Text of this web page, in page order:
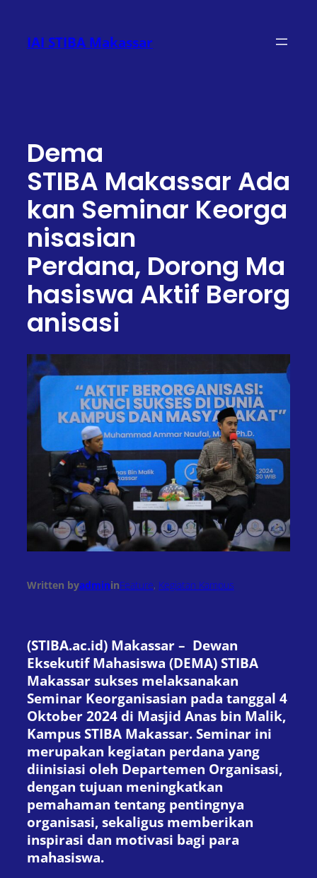
konten
IAI STIBA Makassar
Dema
STIBA Makassar Ada
kan Seminar Keorga
nisasian
Perdana, Dorong Ma
hasiswa Aktif Berorg
anisasi
Written byadmininFeature, Kegiatan Kampus
(STIBA.ac.id) Makassar – Dewan
Eksekutif Mahasiswa (DEMA) STIBA
Makassar sukses melaksanakan
Seminar Keorganisasian pada tanggal 4
Oktober 2024 di Masjid Anas bin Malik,
Kampus STIBA Makassar. Seminar ini
merupakan kegiatan perdana yang
diinisiasi oleh Departemen Organisasi,
dengan tujuan meningkatkan
pemahaman tentang pentingnya
organisasi, sekaligus memberikan
inspirasi dan motivasi bagi para
mahasiswa.